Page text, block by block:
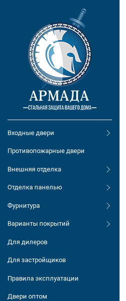
Входные двери
Противопожарные двери
Внешняя отделка
Отделка панелью
Фурнитура
Варианты покрытий
Для дилеров
Для застройщиков
Правила эксплуатации
Двери оптом